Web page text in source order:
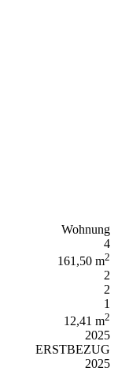
Wohnung
4
161,50 m2
2
2
1
12,41 m2
2025
ERSTBEZUG
2025